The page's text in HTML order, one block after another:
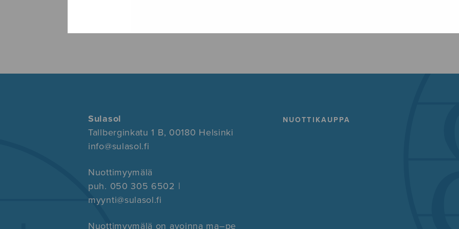
Sulasol
Tallberginkatu 1 B, 00180 Helsinki
info@sulasol.fi
Nuottimyymälä
puh. 050 305 6502 |
myynti@sulasol.fi
Nuottimyymälä on avoinna ma–pe
NUOTTIKAUPPA